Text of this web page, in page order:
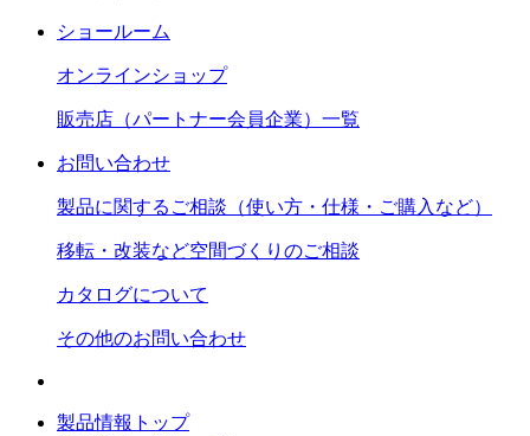
ショールーム
オンラインショップ
販売店（パートナー会員企業）一覧
お問い合わせ
製品に関するご相談（使い方・仕様・ご購入など）
移転・改装など空間づくりのご相談
カタログについて
その他のお問い合わせ
製品情報トップ